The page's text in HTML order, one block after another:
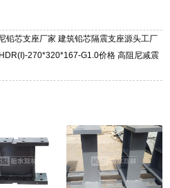
铅芯支座厂家 建筑铅芯隔震支座源头工厂
270*320*167-G1.0价格 高阻尼减震